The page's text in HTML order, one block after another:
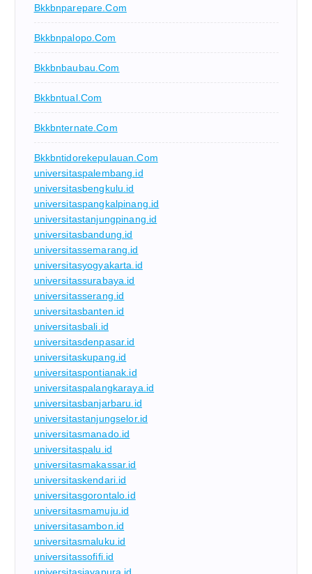
Bkkbnparepare.com
Bkkbnpalopo.com
Bkkbnbaubau.com
Bkkbntual.com
Bkkbnternate.com
Bkkbntidorekepulauan.com
universitaspalembang.id
universitasbengkulu.id
universitaspangkalpinang.id
universitastanjungpinang.id
universitasbandung.id
universitassemarang.id
universitasyogyakarta.id
universitassurabaya.id
universitasserang.id
universitasbanten.id
universitasbali.id
universitasdenpasar.id
universitaskupang.id
universitaspontianak.id
universitaspalangkaraya.id
universitasbanjarbaru.id
universitastanjungselor.id
universitasmanado.id
universitaspalu.id
universitasmakassar.id
universitaskendari.id
universitasgorontalo.id
universitasmamuju.id
universitasambon.id
universitasmaluku.id
universitassofifi.id
universitasjayapura.id